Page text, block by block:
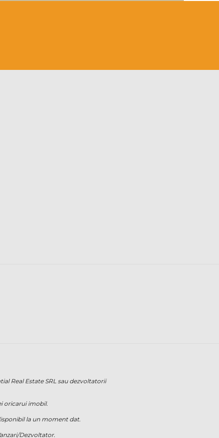
Real Estate SRL sau dezvoltatorii
oricarui imobil.
la un moment dat.
Dezvoltator.